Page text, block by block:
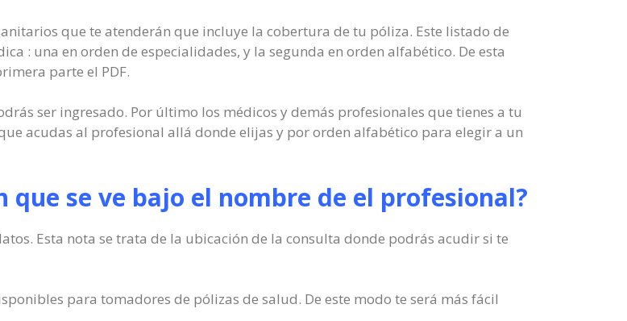
que te atenderán que incluye la cobertura de tu póliza. Este listado de
: una en orden de especialidades, y la segunda en orden alfabético. De esta
parte el PDF.
ser ingresado. Por último los médicos y demás profesionales que tienes a tu
acudas al profesional allá donde elijas y por orden alfabético para elegir a un
que se ve bajo el nombre de el profesional?
Esta nota se trata de la ubicación de la consulta donde podrás acudir si te
para tomadores de pólizas de salud. De este modo te será más fácil